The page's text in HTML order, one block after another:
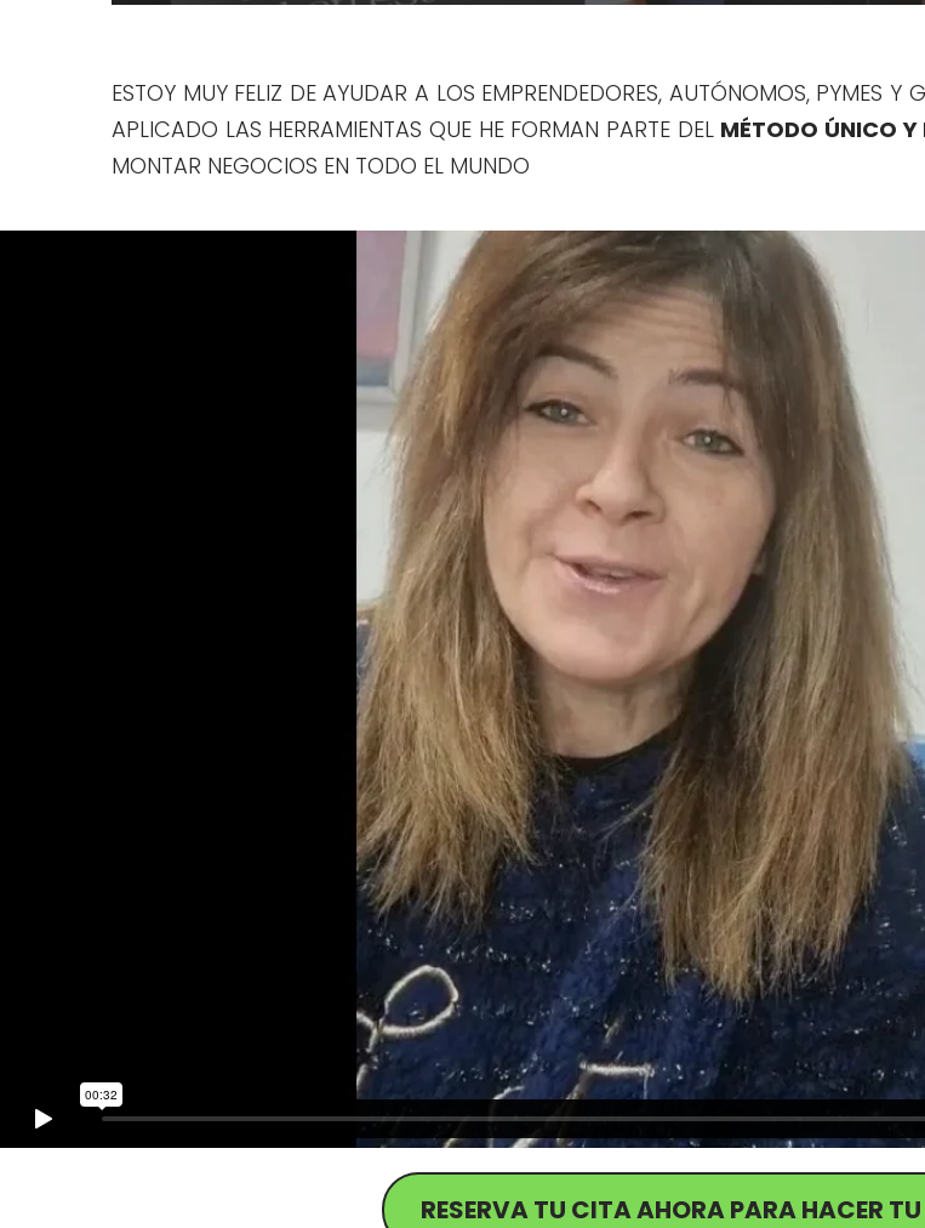
ESTOY MUY FELIZ DE AYUDAR A LOS EMPRENDEDORES, AUTÓNOMOS, PYMES
APLICADO LAS HERRAMIENTAS QUE HE FORMAN PARTE DEL MÉTODO ÚNICO
MONTAR NEGOCIOS EN TODO EL MUNDO
RESERVA TU CITA AHORA PARA HACER